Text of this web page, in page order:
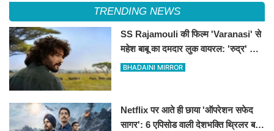
TRENDING NEWS
SS Rajamouli की फिल्म 'Varanasi' से
महेश बाबू का दमदार लुक वायरल: 'रुद्र' के
किरदार में अफ्रीका के जंगलों में दिखे साउथ
BHADAINI MIRROR
Netflix पर आते ही छाया 'ऑपरेशन सफेद
सागर': 6 एपिसोड वाली देशभक्ति थ्रिलर बनी